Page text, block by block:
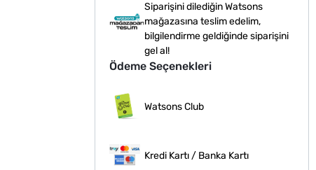
Siparişini dilediğin Watsons
mağazasına teslim edelim,
bilgilendirme geldiğinde siparişini
gel al!
Ödeme Seçenekleri
Watsons Club
Kredi Kartı / Banka Kartı